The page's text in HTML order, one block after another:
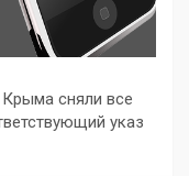
сняли все
указ